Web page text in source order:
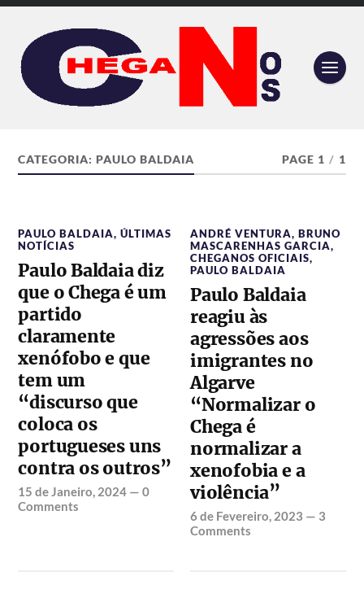
CATEGORIA:PAULO BALDAIA PAGE 1 / 1
PAULO BALDAIA,ÚLTIMAS
NOTÍCIAS
Paulo Baldaia diz
que o Chega é um
partido
claramente
xenófobo e que
tem um
“discurso que
coloca os
portugueses uns
contra os outros”
15 de Janeiro, 2024 —0
Comments
ANDRÉ VENTURA,BRUNO
MASCARENHAS GARCIA,
CHEGANOS OFICIAIS,
PAULO BALDAIA
Paulo Baldaia
reagiu às
agressões aos
imigrantes no
Algarve
“Normalizar o
Chega é
normalizar a
xenofobia e a
violência”
6 de Fevereiro, 2023 — 3
Comments